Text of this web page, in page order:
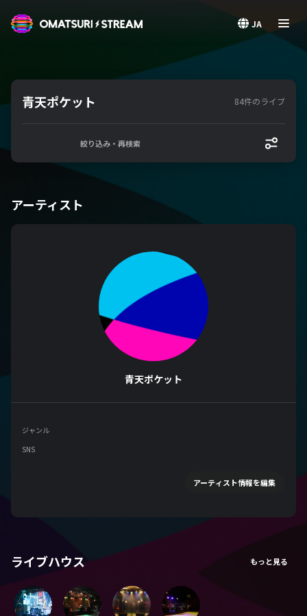
JA
青天ポケット 84件のライブ
絞り込み・再検索
アーティスト
青天ポケット
ジャンル
SNS
アーティスト情報を編集
ライブハウス